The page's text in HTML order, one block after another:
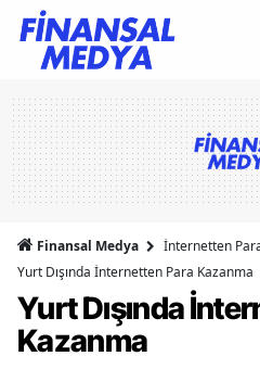
Finansal Medya
İnternetten
Yurt Dışında İnternetten Para Kazanma
Yurt Dışında
Kazanma